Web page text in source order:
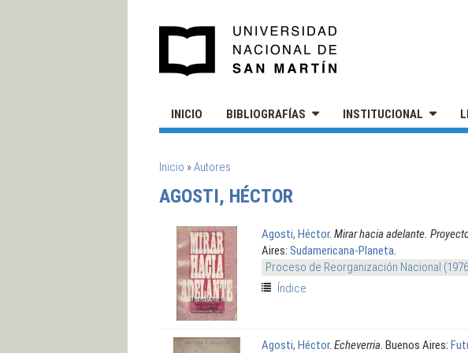
INICIO BIBLIOGRAFÍAS INSTITUCIONAL
SE ENCUENTRA USTED AQUÍ
Inicio »Autores
AGOSTI, HÉCTOR
Agosti, Héctor. Mirar hacia adelante.
Aires: Sudamericana-Planeta
Proceso de Reorganización Nacional
Índice
Agosti, Héctor. Echeverria . Buenos Aires: